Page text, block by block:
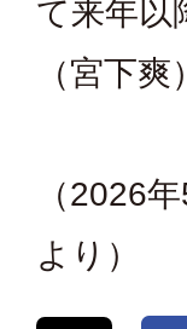
て来年以
（宮下爽）
（2026
より）